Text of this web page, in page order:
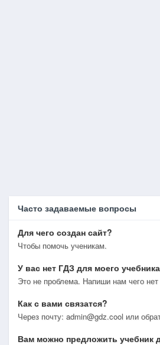
Часто задаваемые вопросы
Для чего создан сайт?
Чтобы помочь ученикам.
У вас нет ГДЗ для моего
Это не проблема. Напиши нам чего
Как с вами связатся?
Через почту: admin@gdz.cool или
Вам можно предложить учебник